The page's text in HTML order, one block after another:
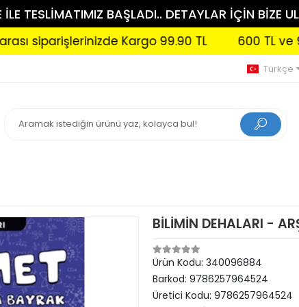
İLE TESLİMATIMIZ BAŞLADI.. DETAYLAR İÇİN BİZE
Kargo 99.90 TL 600 TL ve 999 TL
Türkçe
BİLİMİN DEHALARI -
Ürün Kodu: 340096884
Barkod: 9786257964524
Üretici Kodu: 9786257964524